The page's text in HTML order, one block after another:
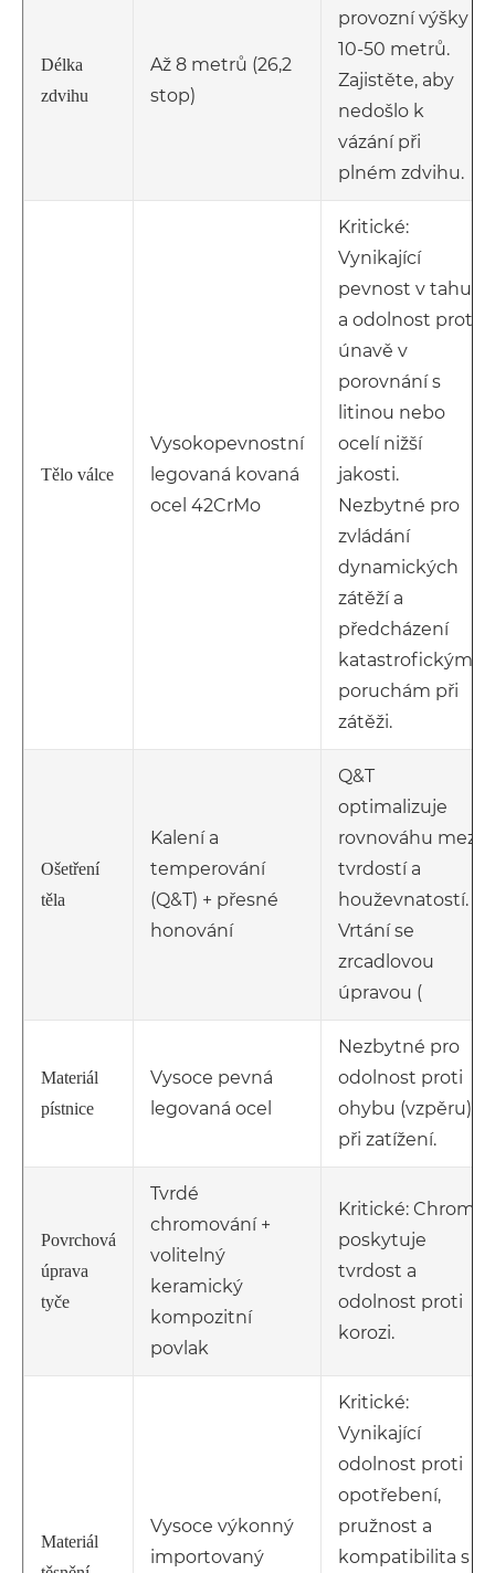
Délka
zdvihu
Až 8 metrů (26,2
stop)
provozní výšky
10-50 metrů.
Zajistěte, aby
nedošlo k
vázání při
plném zdvihu.
Tělo válce
Vysokopevnostní
legovaná kovaná
ocel 42CrMo
Kritické:
Vynikající
pevnost v tahu
a odolnost proti
únavě v
porovnání s
litinou nebo
ocelí nižší
jakosti.
Nezbytné pro
zvládání
dynamických
zátěží a
předcházení
katastrofickým
poruchám při
zátěži.
Ošetření
těla
Kalení a
temperování
(Q&T) + přesné
honování
Q&T
optimalizuje
rovnováhu mezi
tvrdostí a
houževnatostí.
Vrtání se
zrcadlovou
úpravou (
Materiál
pístnice
Vysoce pevná
legovaná ocel
Nezbytné pro
odolnost proti
ohybu (vzpěru)
při zatížení.
Povrchová
úprava
tyče
Tvrdé
chromování +
volitelný
keramický
kompozitní
povlak
Kritické: Chrom
poskytuje
tvrdost a
odolnost proti
korozi.
Materiál
Vysoce výkonný
importovaný
Kritické:
Vynikající
odolnost proti
opotřebení,
pružnost a
kompatibilita s